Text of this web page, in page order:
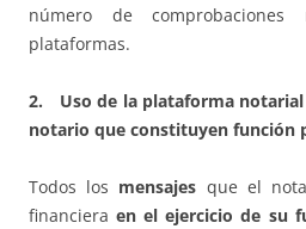
número de comprobaciones
plataformas.
2. Uso de la plataforma notarial
notario que constituyen función
Todos los mensajes que el
financieraen el ejercicio de su